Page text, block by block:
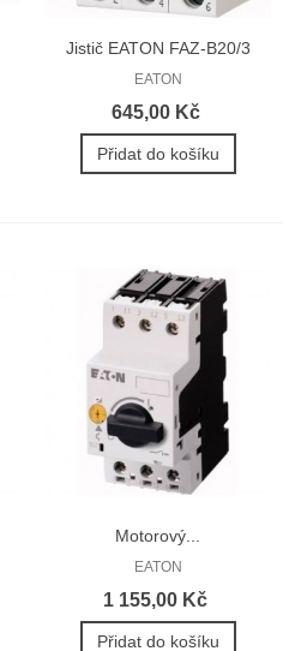
Jistič EATON FAZ-B20/3
3P...
EATON
645,00 Kč
Přidat do košíku
Motorový...
EATON
1 155,00 Kč
Přidat do košíku